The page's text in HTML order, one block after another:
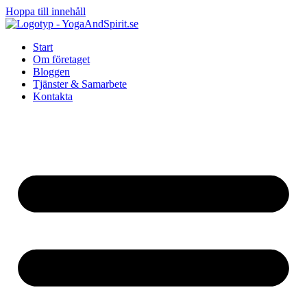
Hoppa till innehåll
Start
Om företaget
Bloggen
Tjänster & Samarbete
Kontakta